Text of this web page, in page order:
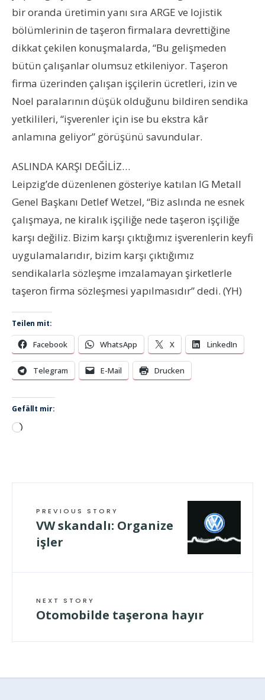
bir oranda üretimin yanı sıra ARGE ve lojistik
bölümlerinin de taşeron firmalara devrettiğine
dikkat çekilen konuşmalarda, “Bu gelişmeden
bütün çalışanlar olumsuz etkileniyor. Taşeron
firma üzerinden çalışan işçilerin ücretleri, izin ve
Noel paralarının düşük olduğunu bildiren sendika
yetkilileri, “işverenler için ise bu ekstra kâr
anlamına geliyor” görüşünü savundular.
ASLINDA KARŞI DEĞİLİZ…
Leipzig’de düzenlenen gösteriye katılan IG Metall
Genel Başkanı Detlef Wetzel, “Biz aslında ne esnek
çalışmaya, ne kiralık işçiliğe nede taşeron işçiliğe
karşı değiliz. Bizim karşı çıktığımız işverenlerin keyfi
uygulamalarıdır, bizim karşı çıktığımız
sendikalarla sözleşme imzalamayan şirketlerle
taşeron firma sözleşmesi yapılmasıdır” dedi. (YH)
Teilen mit:
Facebook WhatsApp X LinkedIn
Telegram E-Mail Drucken
Gefällt mir:
Wird
PREVIOUS STORY
VW skandalı: Organize
işler
NEXT STORY
Otomobilde taşerona hayır